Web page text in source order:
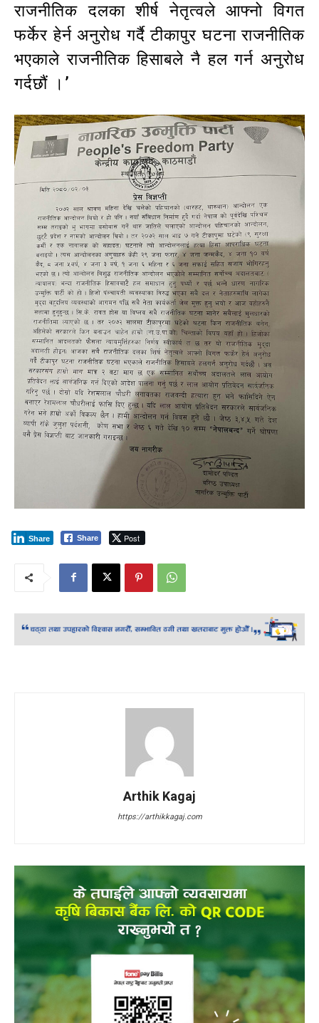
राजनीतिक दलका शीर्ष नेतृत्वले आफ्नो विगत
फर्केर हेर्न अनुरोध गर्दै टीकापुर घटना राजनीतिक
भएकाले राजनीतिक हिसाबले नै हल गर्न अनुरोध
गर्दछौं ।’
Share Post
Share
Arthik Kagaj
https://arthikkagaj.com